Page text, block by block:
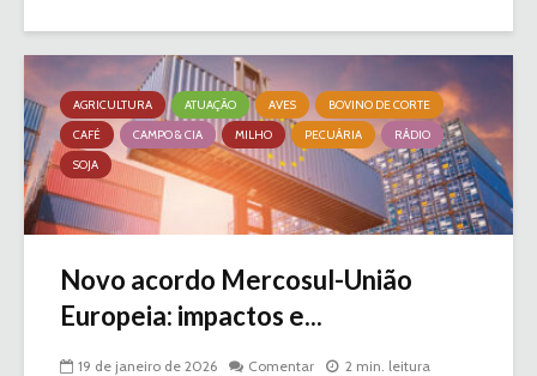
AGRICULTURA ATUAÇÃO AVES
BOVINO DE CORTE
CAFÉ
CAMPO & CIA MILHO PECUÁRIA
RÁDIO
SOJA
Novo acordo Mercosul-União
Europeia: impactos e...
19 de janeiro de 2026 Comentar 2 min. leitura